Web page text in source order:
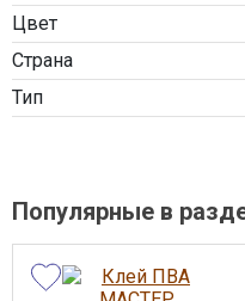
Цвет
Страна
Тип
Популярные в